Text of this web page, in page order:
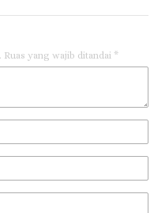
Ruas yang wajib ditandai *